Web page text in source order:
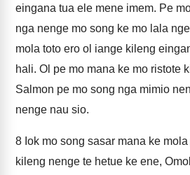
eingana tua ele mene imem. Pe
nga nenge mo song ke mo lala
mola toto ero ol iange kileng
hali. Ol pe mo mana ke mo ristote
Salmon pe mo song nga mimio
nenge nau sio.
8 Iok mo song sasar mana ke
kileng nenge te hetue ke ene,